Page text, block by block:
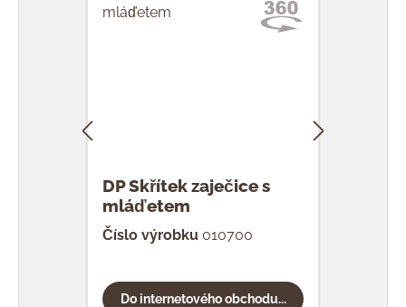
DP Skřítek zaječice s
mláďetem
Číslo výrobku 010700
Do internetového obchodu...